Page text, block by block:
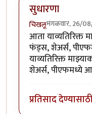
सुधारणा
चिखलूमंगळवार, 26/
आता याव्यतिरिक्त
फंड्स, शेअर्स,
याव्यतिरिक्त
शेअर्स, पीएफमध्ये
प्रतिसाद